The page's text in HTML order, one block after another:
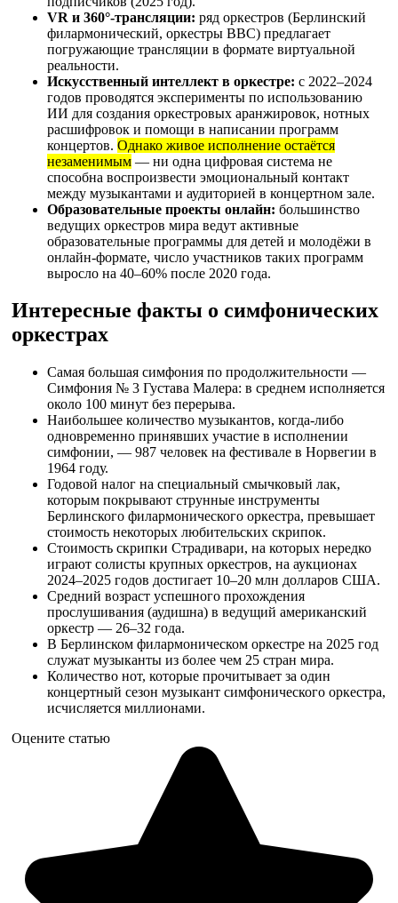
VR и 360°-трансляции: ряд оркестров (Берлинский
филармонический, оркестры BBC) предлагает
погружающие трансляции в формате виртуальной
реальности.
Искусственный интеллект в оркестре: с 2022–2024
годов проводятся эксперименты по использованию
ИИ для создания оркестровых аранжировок, нотных
расшифровок и помощи в написании программ
концертов. Однако живое исполнение остаётся
незаменимым — ни одна цифровая система не
способна воспроизвести эмоциональный контакт
между музыкантами и аудиторией в концертном зале.
Образовательные проекты онлайн: большинство
ведущих оркестров мира ведут активные
образовательные программы для детей и молодёжи в
онлайн-формате, число участников таких программ
выросло на 40–60% после 2020 года.
Интересные факты о симфонических
оркестрах
Самая большая симфония по продолжительности —
Симфония № 3 Густава Малера: в среднем исполняется
около 100 минут без перерыва.
Наибольшее количество музыкантов, когда-либо
одновременно принявших участие в исполнении
симфонии, — 987 человек на фестивале в Норвегии в
1964 году.
Годовой налог на специальный смычковый лак,
которым покрывают струнные инструменты
Берлинского филармонического оркестра, превышает
стоимость некоторых любительских скрипок.
Стоимость скрипки Страдивари, на которых нередко
играют солисты крупных оркестров, на аукционах
2024–2025 годов достигает 10–20 млн долларов США.
Средний возраст успешного прохождения
прослушивания (аудишна) в ведущий американский
оркестр — 26–32 года.
В Берлинском филармоническом оркестре на 2025 год
служат музыканты из более чем 25 стран мира.
Количество нот, которые прочитывает за один
концертный сезон музыкант симфонического оркестра,
исчисляется миллионами.
Оцените статью